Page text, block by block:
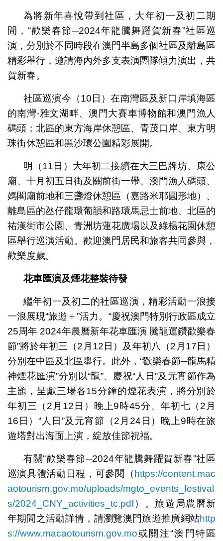
為將新年喜悅帶到社區，大年初一及初二期
間，“歡樂春節─2024年龍騰舞躍賀新春”社區巡
演，分別於不同時段在澳門半島多個社區及離島區
精彩舉行，邀請海內外多支表演團隊傾力演出，共
賀新春。
社區巡演今（10日）在南灣區及新口岸填海區
的南灣‧雅文湖畔、澳門大賽車博物館和澳門漁人
碼頭；北區的東方海岸休憩區、青茂口岸、東方明
珠街休憩區和黑沙環公園精彩展開。
明（11日）大年初二接續在大三巴牌坊、康公
廟、十月初五日街及關前街一帶、澳門漁人碼頭、
媽閣廟前地和三盞燈休憩區（嘉路米耶圓形地）、
離島區的氹仔龍環葡韻和路環馬忌士前地、北區的
祐漢街市公園、青洲坊蓮花廣場以及綠楊花園休憩
區舉行巡演活動。歡迎澳門居民和旅客共同參與，
歡樂度歲。
花車匯演及煙花整裝待發
繼年初一及初二的社區巡演，精彩活動一浪接
一浪展現“旅遊＋”活力。“慶祝澳門特別行政區成立
25周年 2024年農曆新年花車匯演 騰龍運鑽歡樂春
節”將於年初三（2月12日）及年初八（2月17日）
分別在中區及北區舉行。此外，“歡樂春節─龍馬精
神煙花匯演”分別以“龍”、慶祝“人日”及元宵節作為
主題，呈獻三場各15分鐘的煙花表演，將分別於
年初三（2月12日）晚上9時45分、年初七（2月
16日）“人日”及元宵節（2月24日）晚上9時在旅
遊塔對出海面上演，綻放佳節祝福。
有關“歡樂春節─2024年龍騰舞躍賀新春”社區
巡演具體活動日程，可參閱（ https://content.mac
aotourism.gov.mo/uploads/mgto_events_festival
s/2024_CNY_activities_tc.pdf）。旅遊局農曆新
年期間之活動詳情，請瀏覽澳門旅遊推廣網站http
s://www.macaotourism.gov.mo或關注“澳門特區